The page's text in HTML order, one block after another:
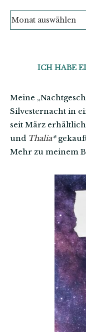
ICH HABE
Meine
Silvesternacht in
seit März
und Thalia*
Mehr zu meinem